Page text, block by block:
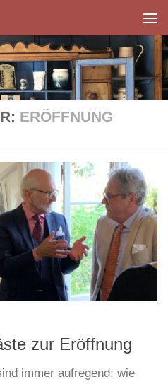
ERÖFFNUNG
zur Eröffnung
immer aufregend: wie